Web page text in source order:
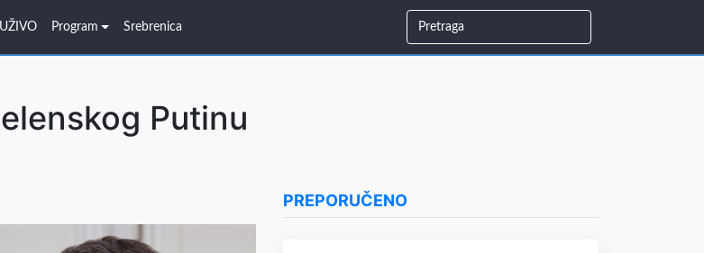
UŽIVO Program Srebrenica
Putinu
PREPORUČENO